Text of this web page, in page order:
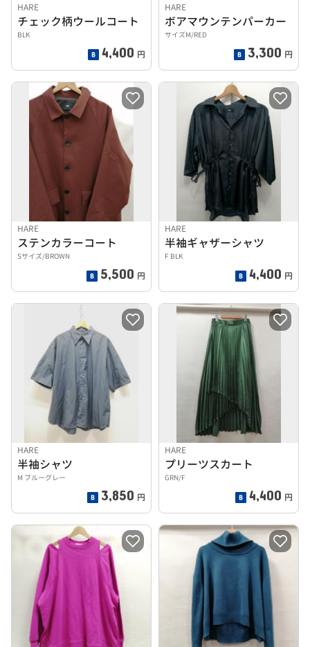
HARE
チェック柄ウールコート
BLK
4,400 円
HARE
ボアマウンテンパーカー
サイズM/RED
3,300 円
HARE
ステンカラーコート
Sサイズ/BROWN
5,500 円
HARE
半袖ギャザーシャツ
F BLK
4,400 円
HARE
半袖シャツ
M ブルーグレー
3,850 円
HARE
プリーツスカート
GRN/F
4,400 円